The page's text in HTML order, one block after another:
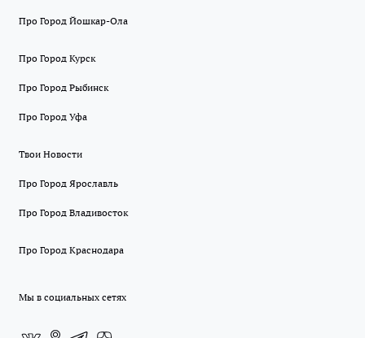
Про Город Йошкар-Ола
Про Город Курск
Про Город Рыбинск
Про Город Уфа
Твои Новости
Про Город Ярославль
Про Город Владивосток
Про Город Краснодара
Мы в социальных сетях